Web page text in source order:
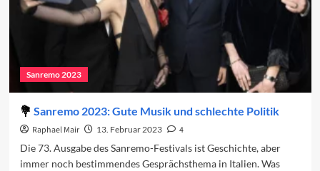
Sanremo 2023
Sanremo 2023: Gute Musik und schlechte Politik
Raphael Mair 13. Februar 2023
4
Die 73. Ausgabe des Sanremo-Festivals ist Geschichte, aber
immer noch bestimmendes Gesprächsthema in Italien. Was